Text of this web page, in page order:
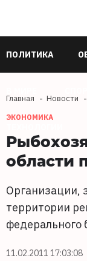
ПОЛИТИКА
Главная Новости
ЭКОНОМИКА
области
Организации,
территории
федерального
11.02.2011 17:03:08